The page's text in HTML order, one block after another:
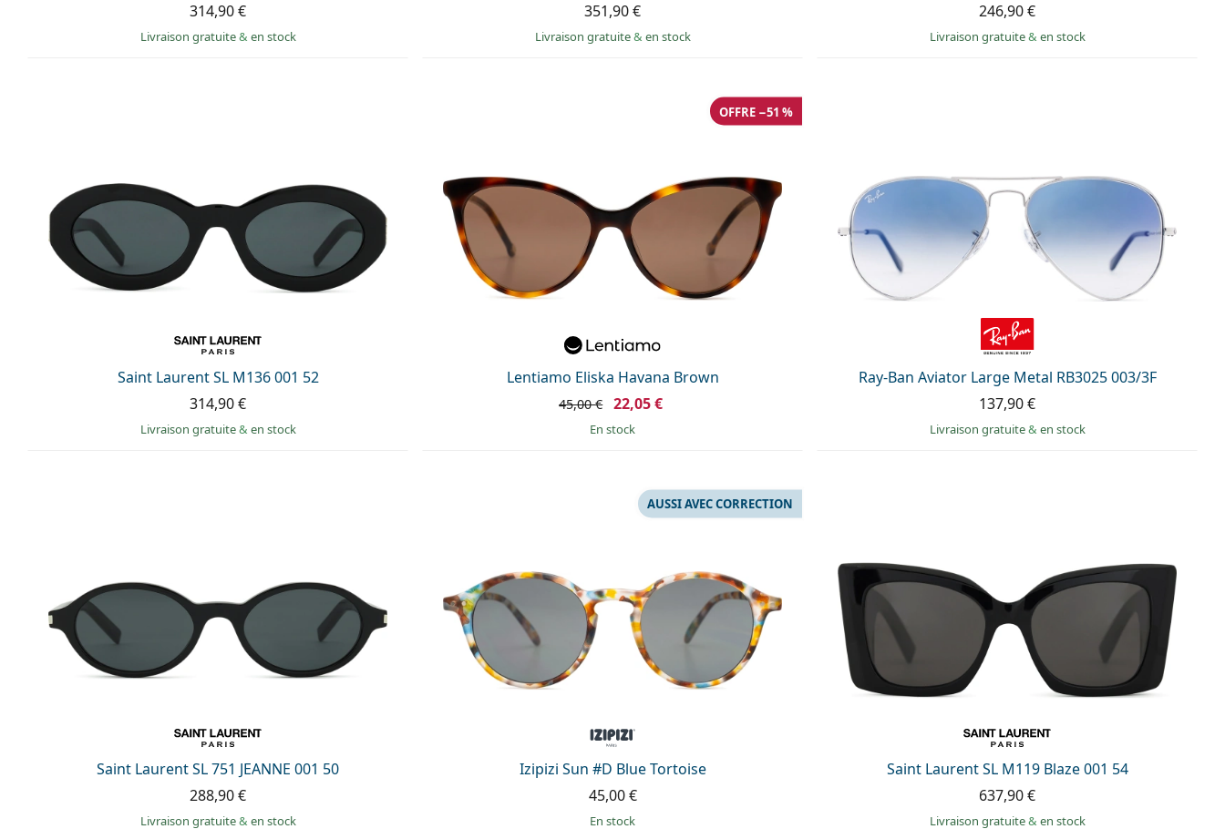
314,90 €
Livraison gratuite& en stock
351,90 €
Livraison gratuite& en stock
246,90 €
Livraison gratuite& en stock
Saint Laurent SL M136 001 52
314,90 €
Livraison gratuite& en stock
Lentiamo Eliska Havana Brown
OFFRE −51 %
45,00 € 22,05 €
en stock
Ray-Ban Aviator Large Metal RB3025 003/3F
137,90 €
Livraison gratuite& en stock
Saint Laurent SL 751 JEANNE 001 50
288,90 €
Livraison gratuite& en stock
Izipizi Sun #D Blue Tortoise
AUSSI AVEC CORRECTION
45,00 €
en stock
Saint Laurent SL M119 Blaze 001 54
637,90 €
Livraison gratuite& en stock